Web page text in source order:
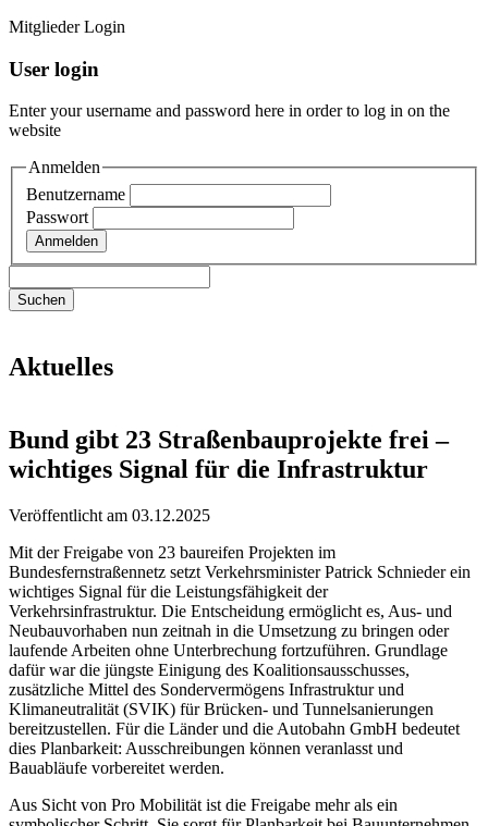
Mitglieder Login
User login
Enter your username and password here in order to log in on the
website
Anmelden
Benutzername
Passwort
Aktuelles
Bund gibt 23 Straßenbauprojekte frei –
wichtiges Signal für die Infrastruktur
Veröffentlicht am 03.12.2025
Mit der Freigabe von 23 baureifen Projekten im
Bundesfernstraßennetz setzt Verkehrsminister Patrick Schnieder ein
wichtiges Signal für die Leistungsfähigkeit der
Verkehrsinfrastruktur. Die Entscheidung ermöglicht es, Aus- und
Neubauvorhaben nun zeitnah in die Umsetzung zu bringen oder
laufende Arbeiten ohne Unterbrechung fortzuführen. Grundlage
dafür war die jüngste Einigung des Koalitionsausschusses,
zusätzliche Mittel des Sondervermögens Infrastruktur und
Klimaneutralität (SVIK) für Brücken- und Tunnelsanierungen
bereitzustellen. Für die Länder und die Autobahn GmbH bedeutet
dies Planbarkeit: Ausschreibungen können veranlasst und
Bauabläufe vorbereitet werden.
Aus Sicht von Pro Mobilität ist die Freigabe mehr als ein